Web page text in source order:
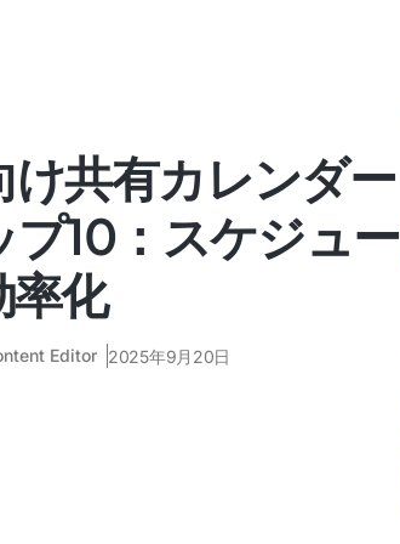
け共有カレンダー
プ10：スケジュー
率化
Editor 2025年9月20日